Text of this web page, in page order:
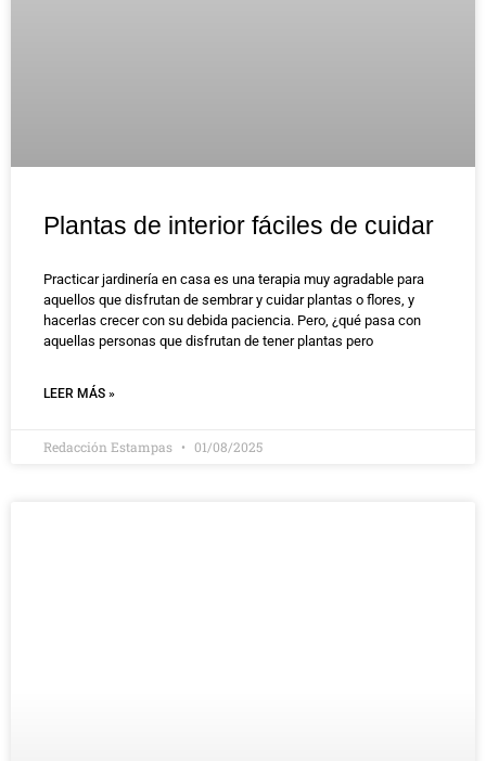
Plantas de interior fáciles de cuidar
Practicar jardinería en casa es una terapia muy agradable para
aquellos que disfrutan de sembrar y cuidar plantas o flores, y
hacerlas crecer con su debida paciencia. Pero, ¿qué pasa con
aquellas personas que disfrutan de tener plantas pero
LEER MÁS »
Redacción Estampas 01/08/2025